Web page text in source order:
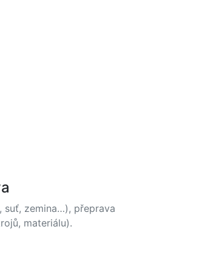
suť, zemina…), přeprava
materiálu).